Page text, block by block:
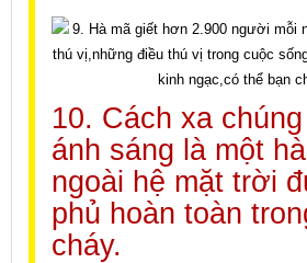
10. Cách xa
ánh sáng là một
ngoài hệ mặt trời
phủ hoàn toàn
cháy.